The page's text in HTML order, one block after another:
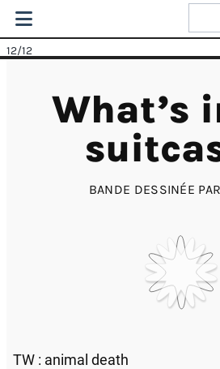
12/12
What’s
BANDE DESSINÉE PAR
TW : animal death